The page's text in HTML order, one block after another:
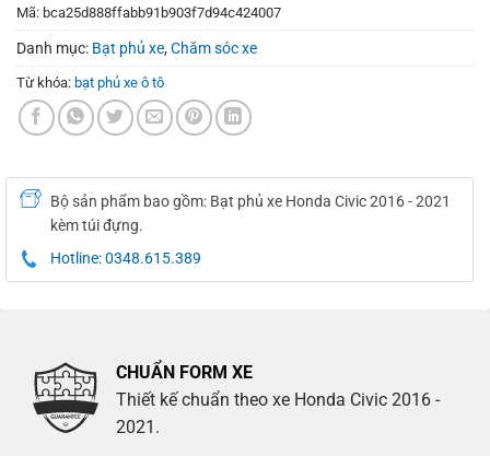
Mã: bca25d888ffabb91b903f7d94c424007
Danh mục: Bạt phủ xe,Chăm sóc xe
Từ khóa: bạt phủ xe ô tô
Bộ sản phẩm bao gồm: Bạt phủ xe Honda Civic 2016 - 2021
kèm túi đựng.
Hotline: 0348.615.389
CHUẨN FORM XE
Thiết kế chuẩn theo xe Honda Civic 2016 -
2021.